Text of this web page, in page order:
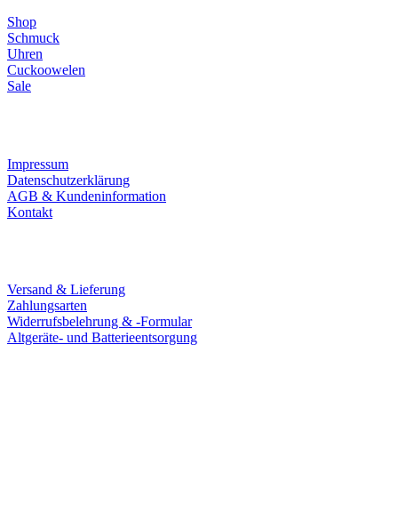
Shop
Schmuck
Uhren
Cuckoowelen
Sale
Impressum
Datenschutzerklärung
AGB & Kundeninformation
Kontakt
Versand & Lieferung
Zahlungsarten
Widerrufsbelehrung & -Formular
Altgeräte- und Batterieentsorgung